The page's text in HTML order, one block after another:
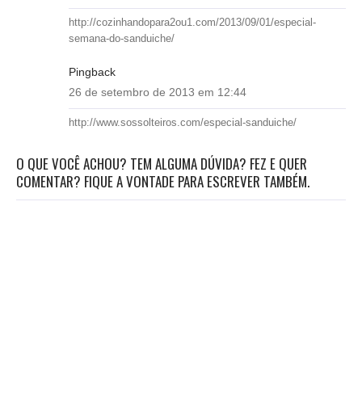
http://cozinhandopara2ou1.com/2013/09/01/especial-
semana-do-sanduiche/
Pingback
26 de setembro de 2013 em 12:44
http://www.sossolteiros.com/especial-sanduiche/
O QUE VOCÊ ACHOU? TEM ALGUMA DÚVIDA? FEZ E QUER
COMENTAR? FIQUE A VONTADE PARA ESCREVER TAMBÉM.